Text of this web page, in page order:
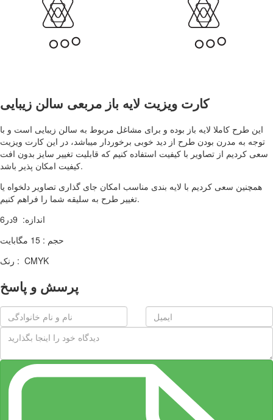
کارت ویزیت لایه باز مربعی سالن زیبایی
این طرح کاملا لایه باز بوده و برای مشاغل مربوط به سالن زیبایی است و با
توجه به مدرن بودن طرح از دید خوبی برخوردار میباشد، در این کارت ویزیت
سعی کردیم از تصاویر با کیفیت استفاده کنیم که قابلیت تغییر سایز بدون افت
کیفیت امکان پذیر باشد.
همچنین سعی کردیم با لایه بندی مناسب امکان جای گذاری تصاویر دلخواه یا
تغییر طرح به سلیقه شما را فراهم کنیم.
اندازه: 9در6
حجم : 15 مگابایت
رنک : CMYK
پرسش و پاسخ